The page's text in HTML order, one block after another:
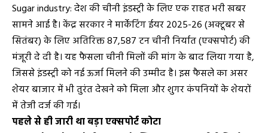
Sugar industry: देश की चीनी इंडस्ट्री के लिए एक राहत भरी खबर
सामने आई है। केंद्र सरकार ने मार्केटिंग ईयर 2025-26 (अक्टूबर से
सितंबर) के लिए अतिरिक्त 87,587 टन चीनी निर्यात (एक्सपोर्ट) की
मंजूरी दे दी है। यह फैसला चीनी मिलों की मांग के बाद लिया गया है,
जिससे इंडस्ट्री को नई ऊर्जा मिलने की उम्मीद है। इस फैसले का असर
शेयर बाजार में भी तुरंत देखने को मिला और शुगर कंपनियों के शेयरों
में तेजी दर्ज की गई।
पहले से ही जारी था बड़ा एक्सपोर्ट कोटा